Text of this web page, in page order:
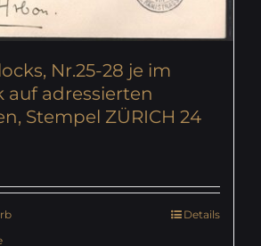
Nr.25-28 je im
auf adressierten
Stempel ZÜRICH 24
Details